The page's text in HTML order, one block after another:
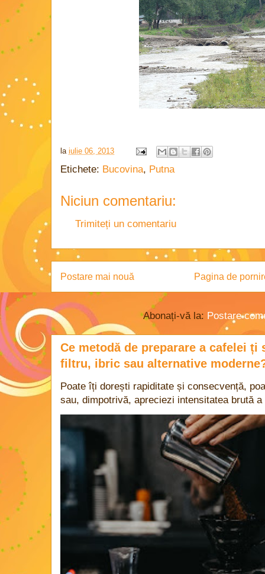
la iulie 06, 2013
Etichete: Bucovina, Putna
Niciun comentariu:
Trimiteți un comentariu
Postare mai nouă Pagina de
Abonați-vă la: Postare
Ce metodă de preparare a cafelei
filtru, ibric sau alternative
Poate îți dorești rapiditate și consecvență,
sau, dimpotrivă, apreciezi intensitatea brută